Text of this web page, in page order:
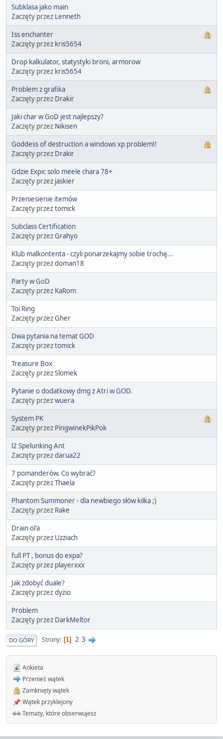
Subklasa jako main
Zaczęty przez Lenneth
Iss enchanter
Zaczęty przez kris5654
Drop kalkulator, statystyki broni, armorow
Zaczęty przez kris5654
Problem z grafika
Zaczęty przez Drakir
Jaki char w GoD jest najlepszy?
Zaczęty przez Nikisen
Goddess of destruction a windows xp problem!!
Zaczęty przez Drakir
Gdzie Expic solo meele chara 78+
Zaczęty przez jaskier
Przeniesienie itemów
Zaczęty przeztomick
Subclass Certification
Zaczęty przezGrahyo
Klub malkontenta - czyli ponarzekajmy sobie trochę...
Zaczęty przezdoman18
Party w GoD
Zaczęty przez KaRom
Toi Ring
Zaczęty przezGher
Dwa pytania na temat GOD
Zaczęty przeztomick
Treasure Box
Zaczęty przezSlomek
Pytanie o dodatkowy dmg z Atri w GOD.
Zaczęty przezwuera
System PK
Zaczęty przez PingwinekPikPok
l2 Spelunking Ant
Zaczęty przezdarua22
7 pomanderów. Co wybrać?
Zaczęty przezThaela
Phantom Summoner - dla newbiego słów kilka ;)
Zaczęty przez Rake
Drain ol'a
Zaczęty przez Uzziach
full PT , bonus do expa?
Zaczęty przez playerxxx
Jak zdobyć duale?
Zaczęty przezdyzio
Problem
Zaczęty przez DarkMeltor
DO GÓRY Strony 1 2 3
Ankieta
Przenieś wątek
Zamknięty wątek
Wątek przyklejony
Tematy, które obserwujesz